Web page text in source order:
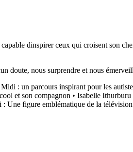
dinspirer ceux qui croisent son
doute, nous surprendre et nous
: un parcours inspirant pour les
et son compagnon • Isabelle
Une figure emblématique de la